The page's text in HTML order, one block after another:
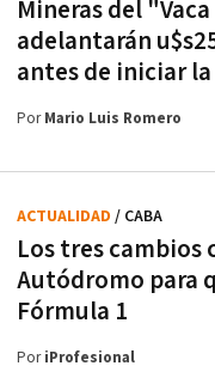
Mineras del
adelantarán
antes de iniciar
PorMario Luis Romero
Los tres cambios
Autódromo para
Fórmula 1
ACTUALIDAD / CABA
PoriProfesional